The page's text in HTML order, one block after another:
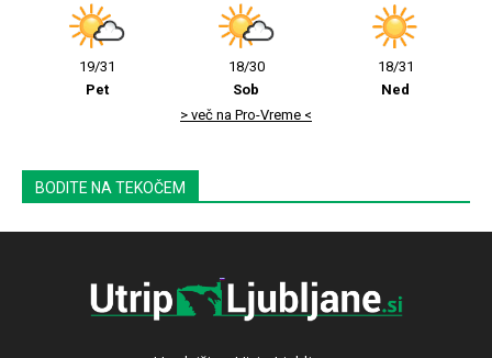
19/31
Pet
18/30
Sob
18/31
Ned
> več na Pro-Vreme <
BODITE NA TEKOČEM